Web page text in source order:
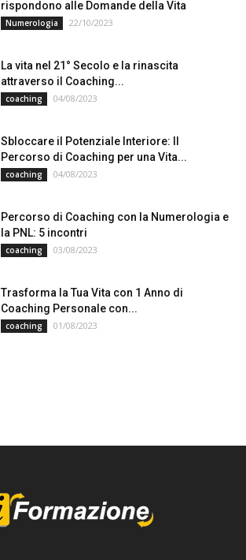
rispondono alle Domande della Vita
Numerologia 22/10/2023
La vita nel 21° Secolo e la rinascita
attraverso il Coaching...
coaching 04/08/2023
Sbloccare il Potenziale Interiore: Il
Percorso di Coaching per una Vita...
coaching 04/08/2023
Percorso di Coaching con la Numerologia e
la PNL: 5 incontri
coaching 03/08/2023
Trasforma la Tua Vita con 1 Anno di
Coaching Personale con...
coaching 01/08/2023